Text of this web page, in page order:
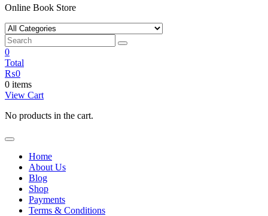
Online Book Store
0
Total
₨0
0 items
View Cart
No products in the cart.
Home
About Us
Blog
Shop
Payments
Terms & Conditions